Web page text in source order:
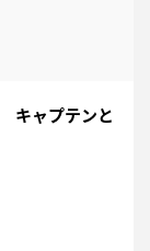
キャプテンと